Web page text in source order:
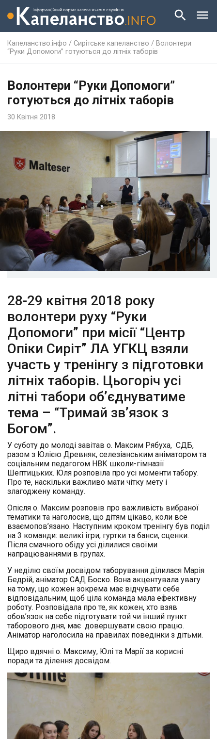
Капеланство.інфо / Сирітське капеланство / Волонтери
“Руки Допомоги” готуються до літніх таборів
Волонтери “Руки Допомоги”
готуються до літніх таборів
30 Квітня 2018
28-29 квітня 2018 року
волонтери руху “Руки
Допомоги” при місії “Центр
Опіки Сиріт” ЛА УГКЦ взяли
участь у тренінгу з підготовки
літніх таборів. Цьогоріч усі
літні табори об’єднуватиме
тема – “Тримай зв’язок з
Богом”.
У суботу до молоді завітав о. Максим Рябуха, СДБ,
разом з Юлією Древняк, селезіанським аніматором та
соціальним педагогом НВК школи-гімназії
Шептицьких. Юля розповіла про усі моменти табору.
Про те, наскільки важливо мати чітку мету і
злагоджену команду.
Опісля о. Максим розповів про важливість вибраної
тематики та наголосив, що дітям цікаво, коли все
взаємопов’язано. Наступним кроком тренінгу був поділ
на 3 команди: великі ігри, гуртки та банси, сценки.
Після смачного обіду усі ділилися своїми
напрацюваннями в групах.
У неділю своїм досвідом таборування ділилася Марія
Бедрій, аніматор САД Боско. Вона акцентувала увагу
на тому, що кожен зокрема має відчувати себе
відповідальним, щоб ціла команда мала ефективну
роботу. Розповідала про те, як кожен, хто взяв
обов’язок на себе підготувати той чи інший пункт
таборового дня, має довершувати свою працю.
Аніматор наголосила на правилах поведінки з дітьми.
Щиро вдячні о. Максиму, Юлі та Марії за корисні
поради та ділення досвідом.